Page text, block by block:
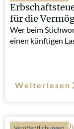
für die
Wer beim
einen künftigen
Weiterlesen